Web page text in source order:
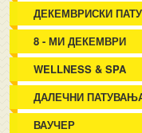
ДЕКЕМВРИСКИ
8 - МИ ДЕКЕМВРИ
WELLNESS & SPA
ДАЛЕЧНИ
ВАУЧЕР